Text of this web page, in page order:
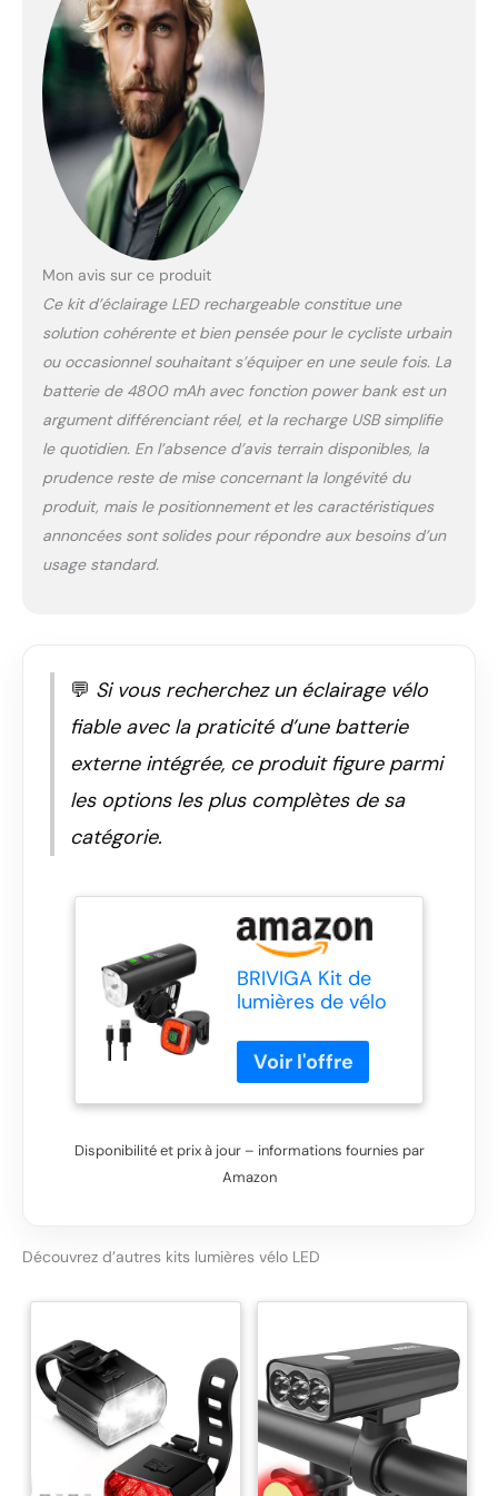
Mon avis sur ce produit
Ce kit d’éclairage LED rechargeable constitue une
solution cohérente et bien pensée pour le cycliste urbain
ou occasionnel souhaitant s’équiper en une seule fois. La
batterie de 4800 mAh avec fonction power bank est un
argument différenciant réel, et la recharge USB simplifie
le quotidien. En l’absence d’avis terrain disponibles, la
prudence reste de mise concernant la longévité du
produit, mais le positionnement et les caractéristiques
annoncées sont solides pour répondre aux besoins d’un
usage standard.
💬 Si vous recherchez un éclairage vélo
fiable avec la praticité d’une batterie
externe intégrée, ce produit figure parmi
les options les plus complètes de sa
catégorie.
BRIVIGA Kit de
lumières de vélo
rechargeables
USB 1500 lumens,
puissant, batterie
banque
Dozens, étanche
Disponibilité et prix à jour – informations fournies par
Amazon
Découvrez d’autres kits lumières vélo LED